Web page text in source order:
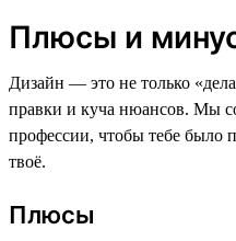
Плюсы и
Дизайн — это не только
правки и куча нюансов. Мы
профессии, чтобы тебе было
твоё.
Плюсы